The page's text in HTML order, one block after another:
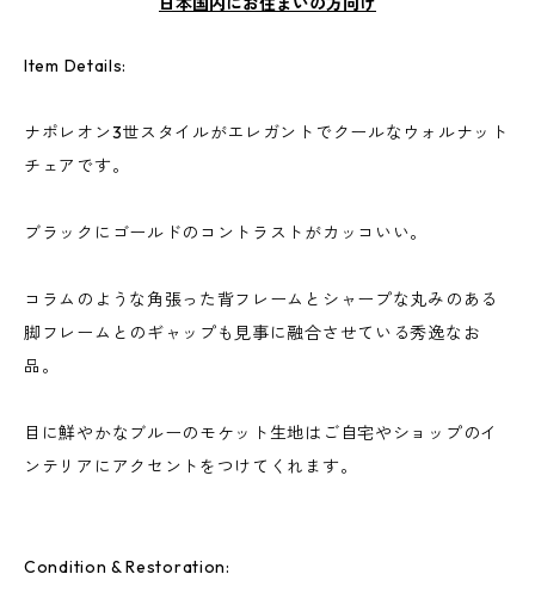
Item Details:
ナポレオン3世スタイルがエレガントでクールなウォルナット
チェアです。
ブラックにゴールドのコントラストがカッコいい。
コラムのような角張った背フレームとシャープな丸みのある
脚フレームとのギャップも見事に融合させている秀逸なお
品。
目に鮮やかなブルーのモケット生地はご自宅やショップのイ
ンテリアにアクセントをつけてくれます。
Condition & Restoration: